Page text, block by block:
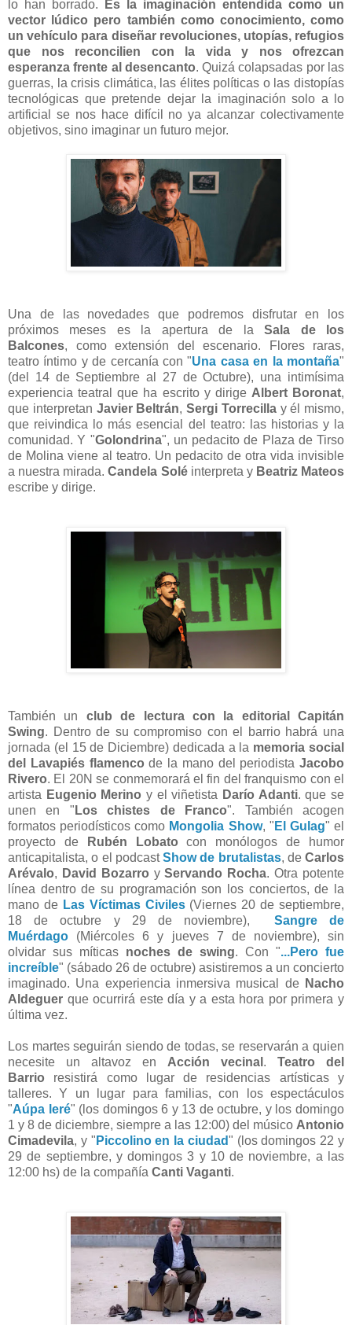
lo han borrado.
Es la imaginación entendida como un
vector lúdico pero también como conocimiento, como
un vehículo para diseñar revoluciones, utopías, refugios
que nos reconcilien con la vida y nos ofrezcan
esperanza frente al desencanto. Quizá colapsadas por las
guerras, la crisis climática, las élites políticas o las distopías
tecnológicas que pretende dejar la imaginación solo a lo
artificial se nos hace difícil no ya alcanzar colectivamente
objetivos, sino imaginar un futuro mejor.
Una de las novedades que podremos disfrutar en los
próximos meses es la apertura de laSala de los
Balcones, como extensión del escenario. Flores raras,
teatro íntimo y de cercanía con "Una casa en la montaña"
(del 14 de Septiembre al 27 de Octubre), una intimísima
experiencia teatral que ha escrito y dirige Albert Boronat,
que interpretan Javier Beltrán, Sergi Torrecillay él mismo,
que reivindica lo más esencial del teatro: las historias y la
comunidad. Y "Golondrina", un pedacito de Plaza de Tirso
de Molina viene al teatro. Un pedacito de otra vida invisible
a nuestra mirada.Candela Soléinterpreta y Beatriz Mateos
escribe y dirige.
También un club de lectura con la editorial Capitán
Swing. Dentro de su compromiso con el barrio habrá una
jornada (el 15 de Diciembre) dedicada a la memoria social
del Lavapiés flamenco de la mano del periodista Jacobo
Rivero. El 20N se conmemorará el fin del franquismo con el
artista Eugenio Merino y el viñetista Darío Adanti. que se
unen en " Los chistes de Franco". También acogen
formatos periodísticos como Mongolia Show, " El Gulag" el
proyecto de
Rubén Lobato con monólogos de humor
anticapitalista,o el podcastShow de brutalistas, de Carlos
Arévalo, David Bozarro y Servando Rocha. Otra potente
línea dentro de su programación son los conciertos, de la
mano de Las Víctimas Civiles (Viernes 20 de septiembre,
18 de octubre y 29 de noviembre), Sangre de
Muérdago
(Miércoles 6 y jueves 7 de noviembre), sin
olvidar sus míticas noches de swing. Con "...Pero fue
increíble" (sábado 26 de octubre) asistiremos a un concierto
imaginado. Una experiencia inmersiva musical de Nacho
Aldeguer que ocurrirá este día y a esta hora por primera y
última vez.
Los martes seguirán siendo de todas, se reservarán a quien
necesite un altavoz en Acción vecinal . Teatro del
Barrio resistirá como lugar de residencias artísticas y
talleres. Y un lugar para familias, con los espectáculos
"Aúpa leré" (los domingos 6 y 13 de octubre, y los domingo
1 y 8 de diciembre, siempre a las 12:00) del músico Antonio
Cimadevila, y " Piccolino en la ciudad" (los domingos 22 y
29 de septiembre, y domingos 3 y 10 de noviembre, a las
12:00 hs) de la compañía Canti Vaganti.